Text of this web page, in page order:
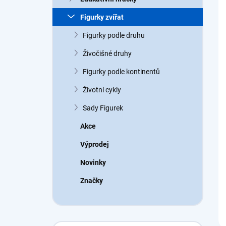
a
n
Figurky zvířat
Figurky podle druhu
Živočišné druhy
Figurky podle kontinentů
Životní cykly
Sady Figurek
Akce
Výprodej
Novinky
Značky